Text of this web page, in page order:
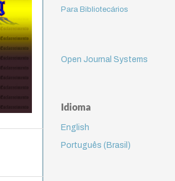
Para Bibliotecários
Open Journal Systems
Idioma
English
Português (Brasil)